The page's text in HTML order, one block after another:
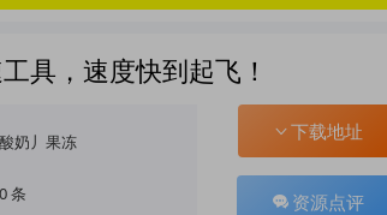
具，速度快到起飞！
奶丿果冻
条
下载地址
资源点评